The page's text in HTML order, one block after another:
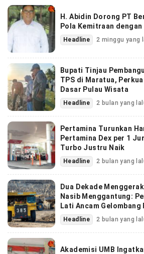
H. Abidin Dorong PT
Pola Kemitraan
Headline 2 minggu yang
Bupati Tinjau
TPS di Maratua,
Dasar Pulau Wisata
Headline 2 bulan yang
Pertamina Turunkan
Pertamina Dex per 1
Turbo Justru Naik
Headline 2 bulan yang
Dua Dekade
Nasib Menggantung:
Lati Ancam Gelombang
Headline 2 bulan yang
Akademisi UMB